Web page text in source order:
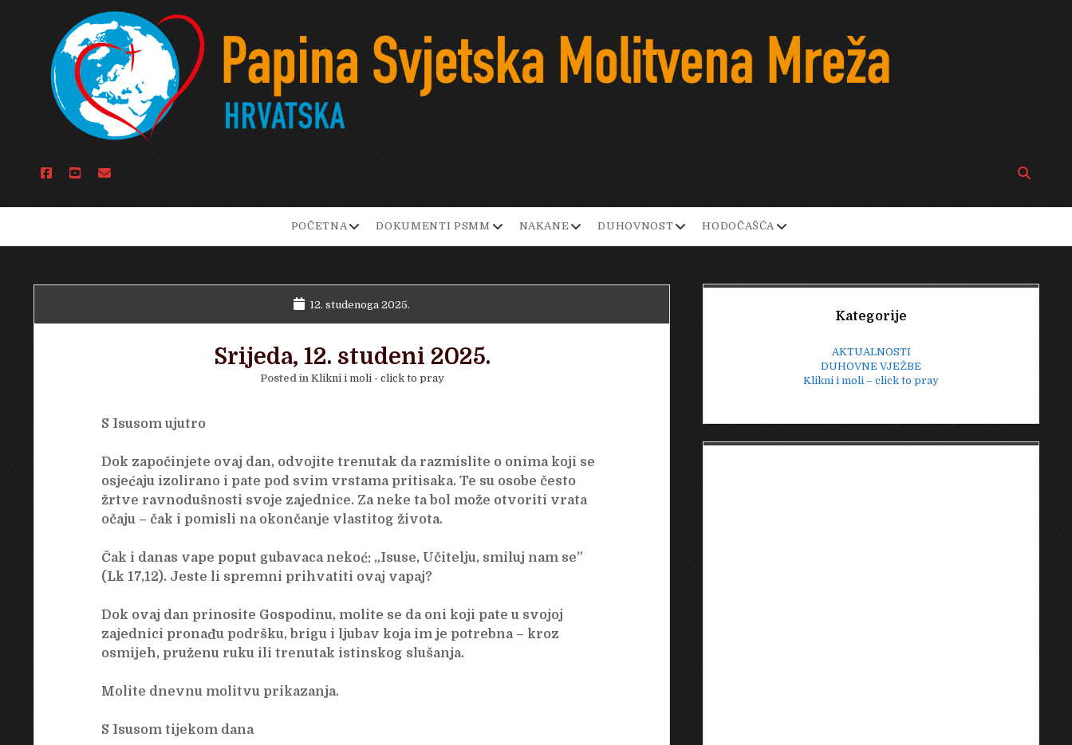
facebook
youtubeemail
Open
bar
POČETNAopen
menu
DOKUMENTI PSMM open
menu
NAKANE open
menu
DUHOVNOST open
menu
HODOČAŠĆA open
menu
12. studenoga 2025.
Srijeda, 12. studeni 2025.
Posted in Klikni i moli - click to pray
S Isusom ujutro
Dok započinjete ovaj dan, odvojite trenutak da razmislite o onima koji se
osjećaju izolirano i pate pod svim vrstama pritisaka. Te su osobe često
žrtve ravnodušnosti svoje zajednice. Za neke ta bol može otvoriti vrata
očaju – čak i pomisli na okončanje vlastitog života.
Čak i danas vape poput gubavaca nekoć: „Isuse, Učitelju, smiluj nam se”
(Lk 17,12). Jeste li spremni prihvatiti ovaj vapaj?
Dok ovaj dan prinosite Gospodinu, molite se da oni koji pate u svojoj
zajednici pronađu podršku, brigu i ljubav koja im je potrebna – kroz
osmijeh, pruženu ruku ili trenutak istinskog slušanja.
Molite dnevnu molitvu prikazanja.
S Isusom tijekom dana
Sidebar
Kategorije
AKTUALNOSTI
DUHOVNE VJEŽBE
Klikni i moli – click to pray